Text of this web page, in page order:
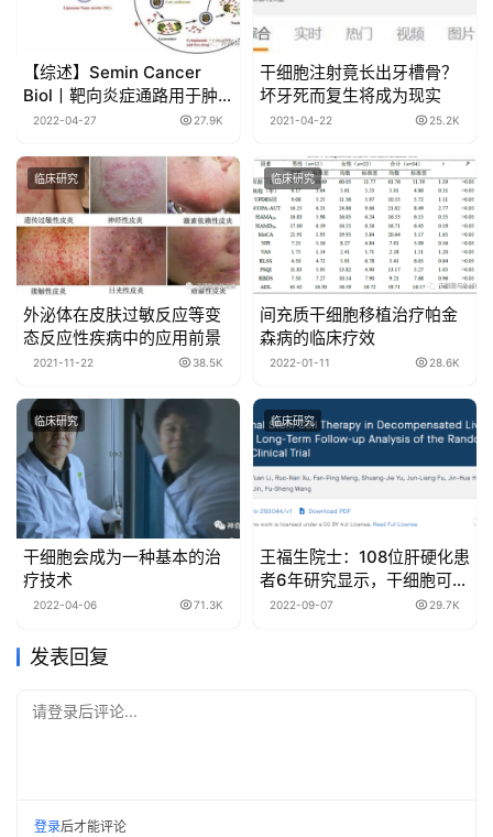
【综述】Semin Cancer
Biol丨靶向炎症通路用于肿
瘤治疗的外泌体纳米药物的
2022-04-27 27.9K
干细胞注射竟长出牙槽骨？
坏牙死而复生将成为现实
2021-04-22 25.2K
临床研究
外泌体在皮肤过敏反应等变
态反应性疾病中的应用前景
2021-11-22 38.5K
临床研究
间充质干细胞移植治疗帕金
森病的临床疗效
2022-01-11 28.6K
临床研究
干细胞会成为一种基本的治
疗技术
2022-04-06 71.3K
临床研究
王福生院士：108位肝硬化患
者6年研究显示，干细胞可提
高长期生存率！
2022-09-07 29.7K
发表回复
请登录后评论...
登录后才能评论